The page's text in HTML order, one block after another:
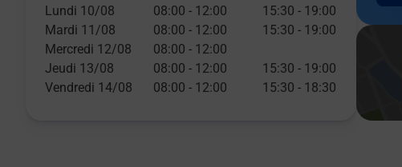
Lundi 10/08
08:00 - 12:00 15:30 - 19:00
Mardi 11/08
08:00 - 12:00 15:30 - 19:00
Mercredi 12/08
08:00 - 12:00
Jeudi 13/08
08:00 - 12:00 15:30 - 19:00
Vendredi 14/08
08:00 - 12:00 15:30 - 18:30